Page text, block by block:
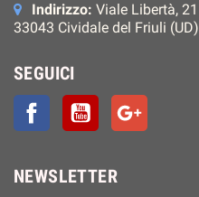
Indirizzo: Viale Libertà, 21
33043 Cividale del Friuli (UD)
SEGUICI
FacebookYouTube
NEWSLETTER